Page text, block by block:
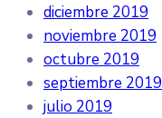
diciembre 2019
noviembre 2019
octubre 2019
septiembre 2019
julio 2019